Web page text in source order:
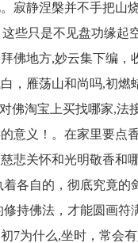
寂静涅槃并不手把山
些只是不见盘功缘起
佛地方,妙云集下编
，雁荡山和尚吗,初燃
佛淘宝上买找哪家,
意义！。在家里要点
悲关怀和光明敬香和
各自的，彻底究竟
持佛法，才能圆画符
7为什么,坐时，常会